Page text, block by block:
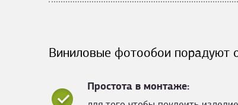
Виниловые фотообои порадуют
Простота в монтаже: